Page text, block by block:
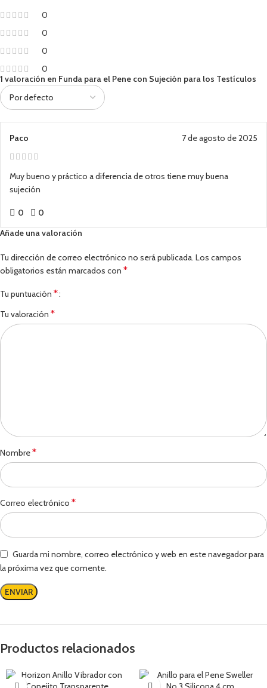
0
0
0
0
1 valoración en Funda para el Pene con Sujeción para los Testículos
Paco 7 de agosto de 2025
Muy bueno y práctico a diferencia de otros tiene muy buena
sujeción
0
0
Añade una valoración
Tu dirección de correo electrónico no será publicada. Los campos
obligatorios están marcados con *
Tu puntuación *
Tu valoración *
Nombre*
Correo electrónico *
Guarda mi nombre, correo electrónico y web en este navegador para
la próxima vez que comente.
Productos relacionados